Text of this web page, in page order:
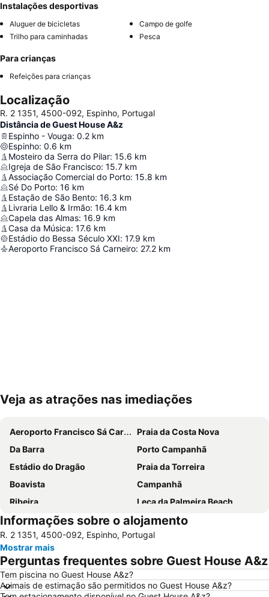
Instalações desportivas
Aluguer de bicicletas
Campo de golfe
Trilho para caminhadas
Pesca
Para crianças
Refeições para crianças
Localização
R. 2 1351, 4500-092, Espinho, Portugal
Distância de Guest House A&z
Espinho - Vouga: 0.2 km
Espinho: 0.6 km
Mosteiro da Serra do Pilar: 15.6 km
Igreja de São Francisco: 15.7 km
Associação Comercial do Porto: 15.8 km
Sé Do Porto: 16 km
Estação de São Bento: 16.3 km
Livraria Lello & Irmão: 16.4 km
Capela das Almas: 16.9 km
Casa da Música: 17.6 km
Estádio do Bessa Século XXI: 17.9 km
Aeroporto Francisco Sá Carneiro: 27.2 km
Ampliar mapa
Veja as atrações nas imediações
Aeroporto Francisco Sá Carneiro
Praia da Costa Nova
Da Barra
Porto Campanhã
Estádio do Dragão
Praia da Torreira
Boavista
Campanhã
Ribeira
Leça da Palmeira Beach
Praia da Vagueira
Pavilhão Multiusos Gondomar
Praia do Furadouro
Cais de Gaia
Magikland
Pavilhão Rosa Mota
Lagoa da Pateira de Fermentelos
Norteshopping
Rua Santa Catarina
Baixa
Informações sobre o alojamento
R. 2 1351, 4500-092, Espinho, Portugal
Mostrar mais
Perguntas frequentes sobre Guest House A&z
Tem piscina no Guest House A&z?
Animais de estimação são permitidos no Guest House A&z?